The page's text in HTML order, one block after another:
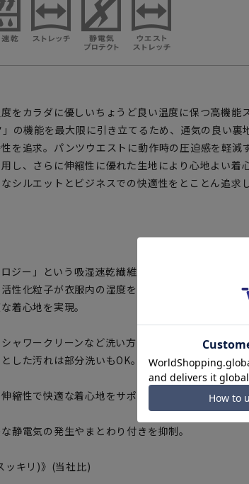
をカラダに優しいちょうど良い温度に保つ高機能
の機能を最大限に引き立てるため、通気の良い裏
を追求。パンツウエストに動作時の圧迫感を軽減
し、さらに伸縮性に優れた生地により心地よい着
シルエットとビジネスでの快適性をとことん追求
ジー」という吸湿速乾繊維を使用しており、 繊維
性化粒子が衣服内の湿度を調整し、吸湿速乾性と温
着心地を実現。
ャワークリーンなど洗い方も選べます。ジャケッ
した汚れは部分洗いもOK。
縮性で快適な着心地をサポート。
静電気の発生やまとわり付きを抑制。
ッキリ)》(当社比)